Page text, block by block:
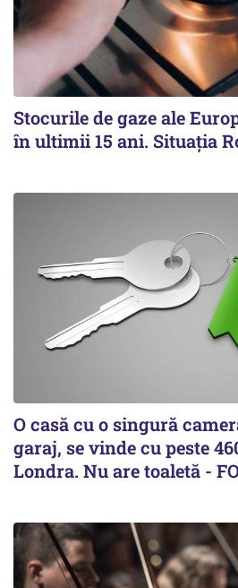
Stocurile de gaze ale
în ultimii 15 ani. Situația
O casă cu o singură
garaj, se vinde cu peste
Londra. Nu are toaletă -